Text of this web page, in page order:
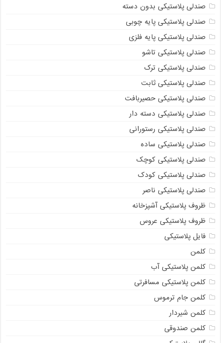
صندلی پلاستیکی بدون دسته
صندلی پلاستیکی پایه چوبی
صندلی پلاستیکی پایه فلزی
صندلی پلاستیکی تاشو
صندلی پلاستیکی ترک
صندلی پلاستیکی ثابت
صندلی پلاستیکی حصیربافت
صندلی پلاستیکی دسته دار
صندلی پلاستیکی رستورانی
صندلی پلاستیکی ساده
صندلی پلاستیکی کوچک
صندلی پلاستیکی کودک
صندلی پلاستیکی ناصر
ظروف پلاستیکی آشپزخانه
ظروف پلاستیکی عروس
فایل پلاستیکی
کلمن
کلمن پلاستیکی آب
کلمن پلاستیکی مسافرتی
کلمن جام ترموس
کلمن شیردار
کلمن صندوقی